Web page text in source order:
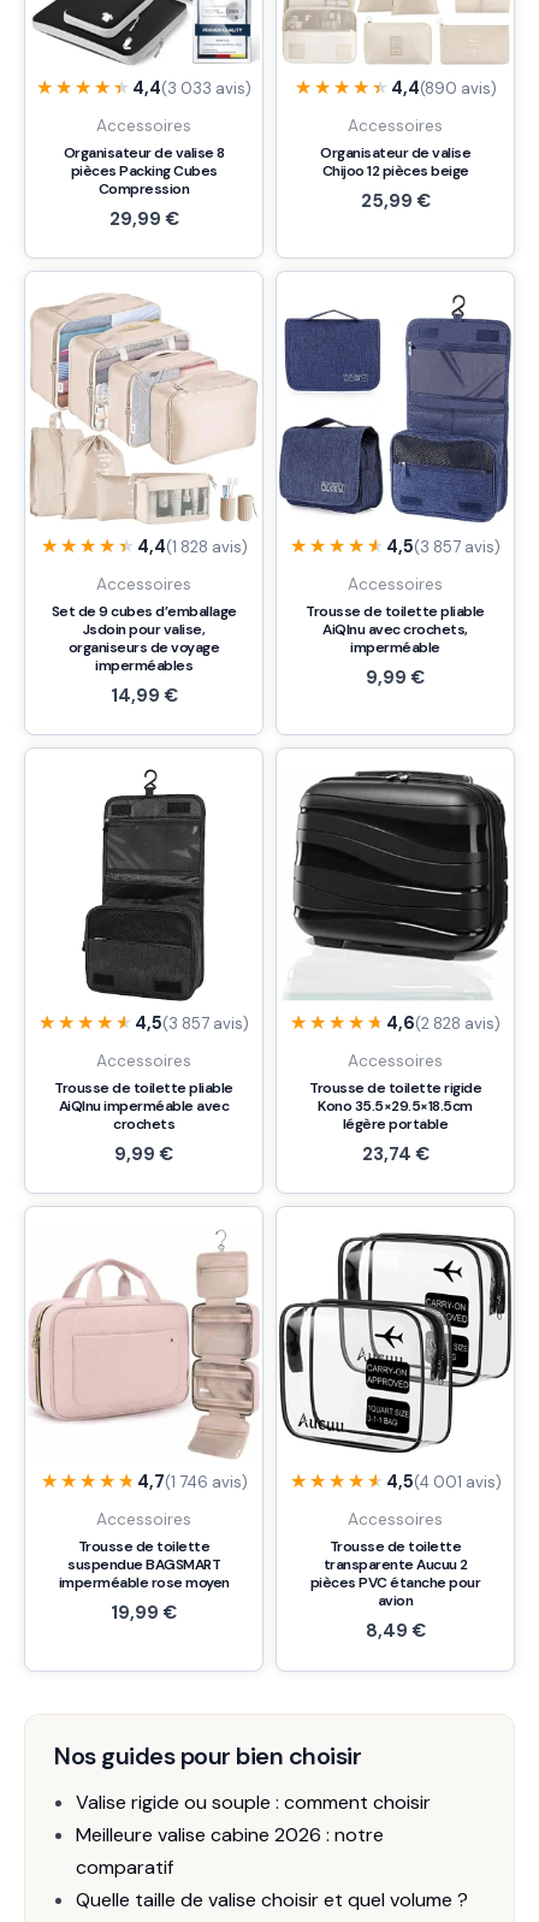
★★★★★
★★★★★ 4,4(3 033 avis)
Accessoires
Organisateur de valise 8
pièces Packing Cubes
Compression
29,99€
★★★★★
★★★★★ 4,4(890 avis)
Accessoires
Organisateur de valise
Chijoo 12 pièces beige
25,99€
★★★★★
★★★★★ 4,4(1 828 avis)
Accessoires
Set de 9 cubes d’emballage
Jsdoin pour valise,
organiseurs de voyage
imperméables
14,99€
★★★★★
★★★★★ 4,5(3 857 avis)
Accessoires
Trousse de toilette pliable
AiQInu avec crochets,
imperméable
9,99€
★★★★★
★★★★★ 4,5(3 857 avis)
Accessoires
Trousse de toilette pliable
AiQInu imperméable avec
crochets
9,99€
★★★★★
★★★★★ 4,6(2 828 avis)
Accessoires
Trousse de toilette rigide
Kono 35.5×29.5×18.5cm
légère portable
23,74€
★★★★★
★★★★★ 4,7(1 746 avis)
Accessoires
Trousse de toilette
suspendue BAGSMART
imperméable rose moyen
19,99€
★★★★★
★★★★★ 4,5(4 001 avis)
Accessoires
Trousse de toilette
transparente Aucuu 2
pièces PVC étanche pour
avion
8,49€
Nos guides pour bien choisir
Valise rigide ou souple : comment choisir
Meilleure valise cabine 2026 : notre
comparatif
Quelle taille de valise choisir et quel volume ?